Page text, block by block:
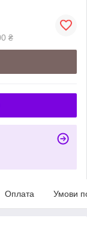
₴
Оплата Умови